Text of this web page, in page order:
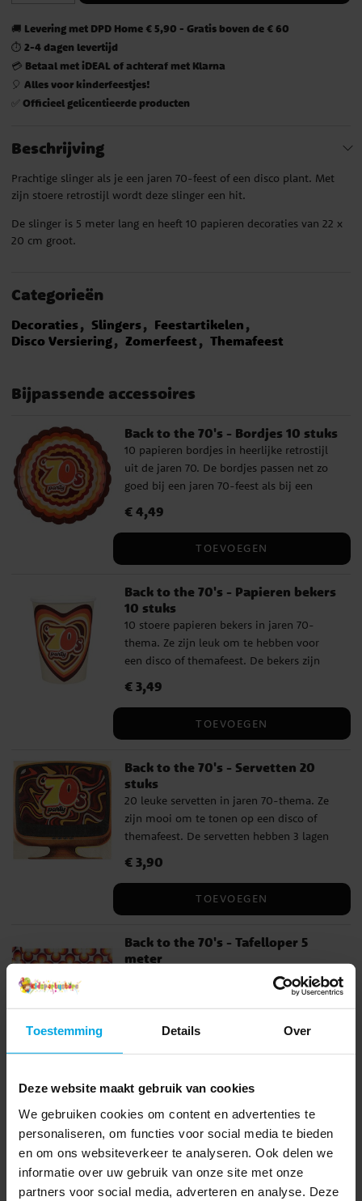
Toestemming Details Over
Deze website maakt gebruik van cookies
We gebruiken cookies om content en advertenties te
personaliseren, om functies voor social media te bieden
en om ons websiteverkeer te analyseren. Ook delen we
informatie over uw gebruik van onze site met onze
partners voor social media, adverteren en analyse. Deze
🚚 Levering met DPD Home € 5,90 - Gratis boven de € 60
⏱️ 2-4 dagen levertijd
💳 Betaal met iDEAL of achteraf met Klarna
🎈 Alles voor kinderfeestjes!
✅ Officieel gelicentieerde producten
Beschrijving
Prachtige slinger als je een jaren 70-feest of een disco plant. Met
zijn stoere retrostijl wordt deze slinger een hit.
De slinger is 5 meter lang en heeft 10 papieren decoraties van 22 x
20 cm groot.
Categorieën
Decoraties Slingers
Feestartikelen
Disco Versiering
Zomerfeest Themafeest
Bijpassende accessoires
Back to the 70's - Bordjes 10 stuks
10 papieren bordjes in heerlijke retrostijl
uit de jaren 70. De bordjes passen net zo
goed bij een jaren 70-feest als bij een
cm.
Prijs :€ 4,49
€ 4,49
TOEVOEGEN
Back to the 70's - Papieren bekers
10 stuks
10 stoere papieren bekers in jaren 70-
thema. Ze zijn leuk om te hebben voor
een disco of themafeest. De bekers zijn
inhoud van ongeveer 270 ml.
Prijs:€ 3,49
€ 3,49
TOEVOEGEN
Back to the 70's - Servetten 20
stuks
20 leuke servetten in jaren 70-thema. Ze
zijn mooi om te tonen op een disco of
themafeest. De servetten hebben 3 lagen
uitgevouwen.
Prijs:€ 3,90
€ 3,90
TOEVOEGEN
Back to the 70's - Tafelloper 5
meter
Tafelloper in retrostijl die met zijn
ontwerp direct doet denken aan de jaren
70. De tafelloper is perfect als je een leuk
themafeest of een disco wilt organiseren.
lang. Het is genoeg voor meerdere tafels
en een groot feest. Het materiaal is 100%
polyester.
€ 9,90
€ 9,90
Anderen kochten ook